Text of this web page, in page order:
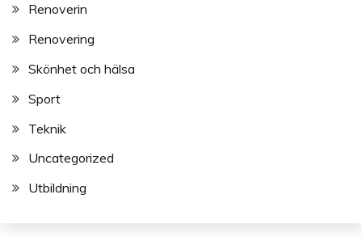
Renoverin
Renovering
Skönhet och hälsa
Sport
Teknik
Uncategorized
Utbildning